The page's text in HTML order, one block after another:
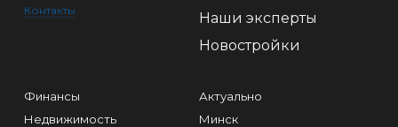
Контакты
Наши эксперты
Новостройки
Финансы
Недвижимость
Актуально
Минск